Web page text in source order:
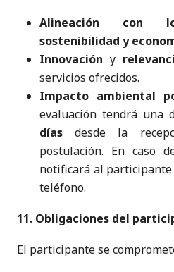
Alineación con
sostenibilidad y
Innovación y
servicios ofrecidos.
Impacto ambiental
evaluación tendrá una
días desde la
postulación. En caso
notificará al
teléfono.
11. Obligaciones del
El participante se